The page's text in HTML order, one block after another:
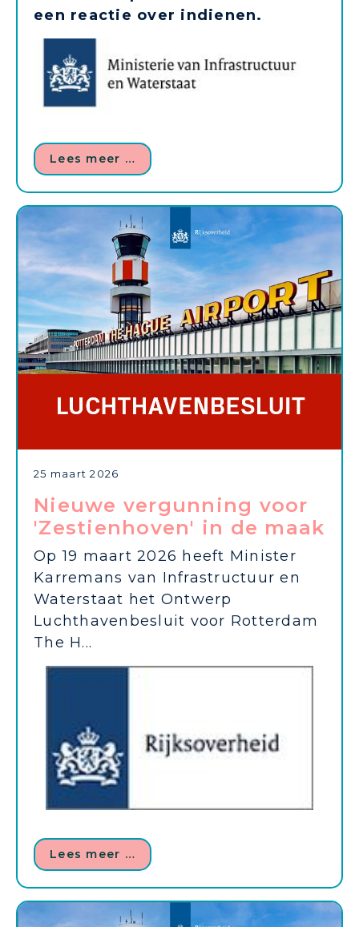
een reactie over indienen.
Lees meer …
25 maart 2026
Nieuwe vergunning voor
'Zestienhoven' in de maak
Op 19 maart 2026 heeft Minister
Karremans van Infrastructuur en
Waterstaat het Ontwerp
Luchthavenbesluit voor Rotterdam
The H...
Lees meer …